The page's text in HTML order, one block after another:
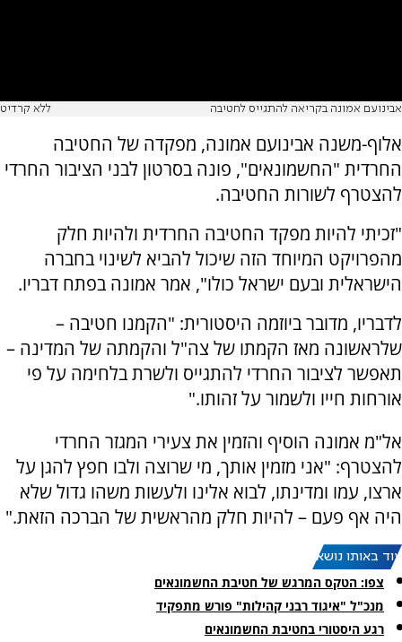
אבינועם אמונה בקריאה להתגייס לחטיבה ללא קרדיט
אלוף-משנה אבינועם אמונה, מפקדה של החטיבה
החרדית "החשמונאים", פונה בסרטון לבני הציבור החרדי
להצטרף לשורות החטיבה.
"זכיתי להיות מפקד החטיבה החרדית ולהיות חלק
מהפרויקט המיוחד הזה שיכול להביא לשינוי בחברה
הישראלית ובעם ישראל כולו", אמר אמונה בפתח דבריו.
לדבריו, מדובר ביוזמה היסטורית: "הקמנו חטיבה –
שלראשונה מאז הקמתו של צה"ל והקמתה של המדינה –
תאפשר לציבור החרדי להתגייס ולשרת בלחימה על פי
אורחות חייו ולשמור על זהותו."
אל"מ אמונה הוסיף והזמין את צעירי המגזר החרדי
להצטרף: "אני מזמין אותך, מי שרוצה ולבו חפץ להגן על
ארצו, עמו ומדינתו, לבוא אלינו ולעשות משהו גדול שלא
היה אף פעם – להיות חלק מהראשית של הברכה הזאת."
עוד באותו נושא:
צפו: הטקס המרגש של חטיבת החשמונאים
מנכ"ל "איגוד רבני קהילות" פורש מתפקיד
רגע היסטורי בחטיבת החשמונאים